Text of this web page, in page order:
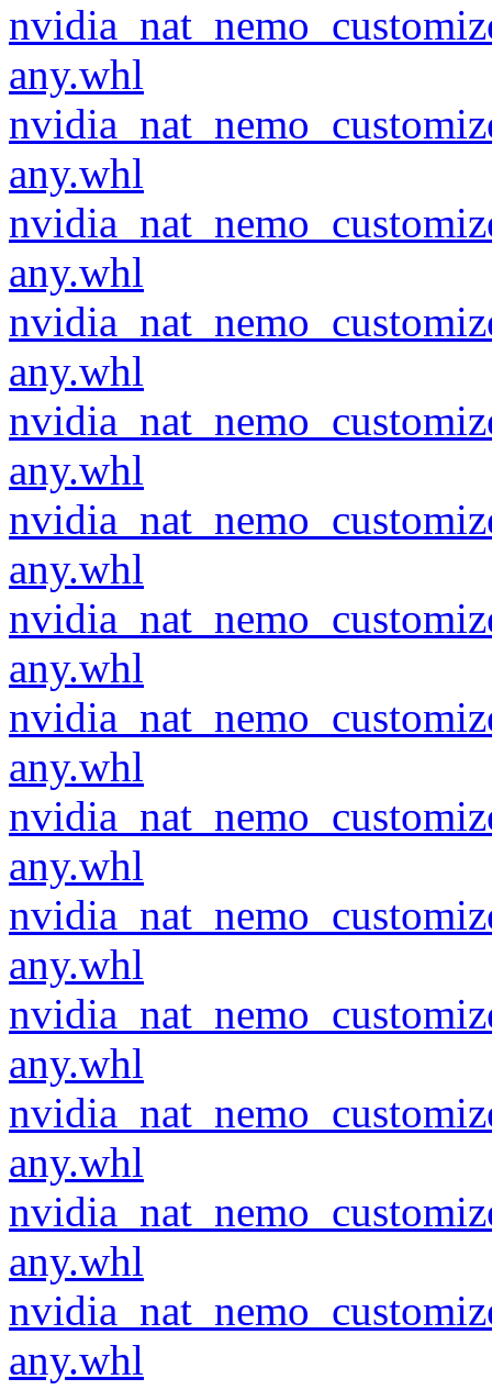
any.whl
any.whl
any.whl
any.whl
any.whl
any.whl
any.whl
any.whl
any.whl
any.whl
any.whl
any.whl
any.whl
any.whl